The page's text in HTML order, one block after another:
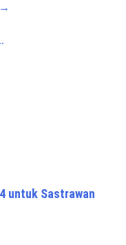
→
untuk Sastrawan